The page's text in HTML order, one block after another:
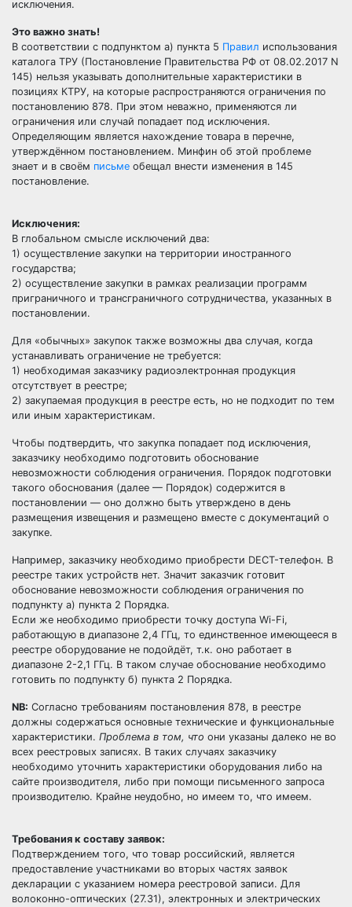
исключения.
Это важно знать!
В соответствии с подпунктом а) пункта 5 Правил использования
каталога ТРУ (Постановление Правительства РФ от 08.02.2017 N
145) нельзя указывать дополнительные характеристики в
позициях КТРУ, на которые распространяются ограничения по
постановлению 878. При этом неважно, применяются ли
ограничения или случай попадает под исключения.
Определяющим является нахождение товара в перечне,
утверждённом постановлением. Минфин об этой проблеме
знает и в своём письме обещал внести изменения в 145
постановление.
Исключения:
В глобальном смысле исключений два:
1) осуществление закупки на территории иностранного
государства;
2) осуществление закупки в рамках реализации программ
приграничного и трансграничного сотрудничества, указанных в
постановлении.
Для «обычных» закупок также возможны два случая, когда
устанавливать ограничение не требуется:
1) необходимая заказчику радиоэлектронная продукция
отсутствует в реестре;
2) закупаемая продукция в реестре есть, но не подходит по тем
или иным характеристикам.
Чтобы подтвердить, что закупка попадает под исключения,
заказчику необходимо подготовить обоснование
невозможности соблюдения ограничения. Порядок подготовки
такого обоснования (далее — Порядок) содержится в
постановлении — оно должно быть утверждено в день
размещения извещения и размещено вместе с документаций о
закупке.
Например, заказчику необходимо приобрести DECT-телефон. В
реестре таких устройств нет. Значит заказчик готовит
обоснование невозможности соблюдения ограничения по
подпункту а) пункта 2 Порядка.
Если же необходимо приобрести точку доступа Wi-Fi,
работающую в диапазоне 2,4 ГГц, то единственное имеющееся в
реестре оборудование не подойдёт, т.к. оно работает в
диапазоне 2-2,1 ГГц. В таком случае обоснование необходимо
готовить по подпункту б) пункта 2 Порядка.
NB: Согласно требованиям постановления 878, в реестре
должны содержаться основные технические и функциональные
характеристики. Проблема в том, что они указаны далеко не во
всех реестровых записях. В таких случаях заказчику
необходимо уточнить характеристики оборудования либо на
сайте производителя, либо при помощи письменного запроса
производителю. Крайне неудобно, но имеем то, что имеем.
Требования к составу заявок:
Подтверждением того, что товар российский, является
предоставление участниками во вторых частях заявок
декларации с указанием номера реестровой записи. Для
волоконно-оптических (27.31), электронных и электрических